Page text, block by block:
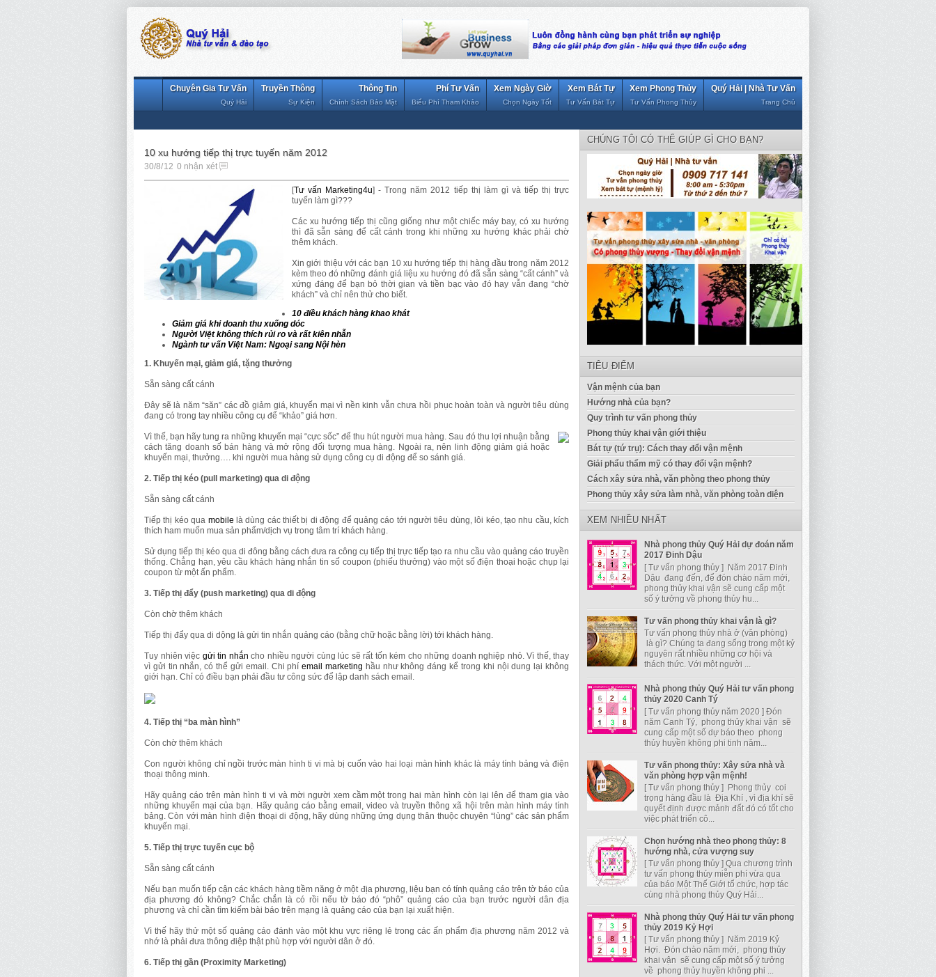
Quý Hải | Nhà Tư Vấn
Trang Chủ
Xem Phong Thủy
Tư Vấn Phong Thủy
Xem Bát Tự
Tư Vấn Bát Tự
Xem Ngày Giờ
Chọn Ngày Tốt
Phí Tư Vấn
Biểu Phí Tham Khảo
Thông Tin
Chính Sách Bảo Mật
Truyền Thông
Sự Kiện
Chuyên Gia Tư Vấn
Quý Hải
10 xu hướng tiếp thị trực tuyến năm 2012
30/8/12 0 nhận xét
[Tư vấn Marketing4u] - Trong năm 2012 tiếp thị làm gì và tiếp thị trực
tuyến làm gì???
Các xu hướng tiếp thị cũng giống như một chiếc máy bay, có xu hướng
thì đã sẵn sàng để cất cánh trong khi những xu hướng khác phải chờ
thêm khách.
Xin giới thiệu với các bạn 10 xu hướng tiếp thị hàng đầu trong năm 2012
kèm theo đó những đánh giá liệu xu hướng đó đã sẵn sàng “cất cánh” và
xứng đáng để bạn bỏ thời gian và tiền bạc vào đó hay vẫn đang “chờ
khách” và chỉ nên thử cho biết.
10 điều khách hàng khao khát
Giảm giá khi doanh thu xuống dóc
Người Việt không thích rủi ro và rất kiên nhẫn
Ngành tư vấn Việt Nam: Ngoại sang Nội hèn
1. Khuyến mại, giảm giá, tặng thưởng
Sẵn sàng cất cánh
Đây sẽ là năm “săn” các đồ giảm giá, khuyến mại vì nền kinh vẫn chưa hồi phục hoàn toàn và người tiêu dùng
đang có trong tay nhiều công cụ để “khảo” giá hơn.
Vì thế, bạn hãy tung ra những khuyến mại “cực sốc” để thu hút người mua hàng. Sau đó thu lợi nhuận bằng
cách tăng doanh số bán hàng và mở rộng đối tượng mua hàng. Ngoài ra, nên linh động giảm giá hoặc
khuyến mại, thưởng…. khi người mua hàng sử dụng công cụ di động để so sánh giá.
2. Tiếp thị kéo (pull marketing) qua di động
Sẵn sàng cất cánh
Tiếp thị kéo qua mobile là dùng các thiết bị di động để quảng cáo tới người tiêu dùng, lôi kéo, tạo nhu cầu, kích
thích ham muốn mua sản phẩm/dịch vụ trong tâm trí khách hàng.
Sử dụng tiếp thị kéo qua di đông bằng cách đưa ra công cụ tiếp thị trực tiếp tạo ra nhu cầu vào quảng cáo truyền
thống. Chẳng hạn, yêu cầu khách hàng nhắn tin số coupon (phiếu thưởng) vào một số điện thoại hoặc chụp lại
coupon từ một ấn phẩm.
3. Tiếp thị đẩy (push marketing) qua di động
Còn chờ thêm khách
Tiếp thị đẩy qua di dộng là gửi tin nhắn quảng cáo (bằng chữ hoặc bằng lời) tới khách hàng.
Tuy nhiên việc gửi tin nhắn cho nhiều người cùng lúc sẽ rất tốn kém cho những doanh nghiệp nhỏ. Vì thế, thay
vì gửi tin nhắn, có thể gửi email. Chi phíemail marketing hầu như không đáng kể trong khi nội dung lại không
giới hạn. Chỉ có điều bạn phải đầu tư công sức để lập danh sách email.
4. Tiếp thị “ba màn hình”
Còn chờ thêm khách
Con người không chỉ ngồi trước màn hình ti vi mà bị cuốn vào hai loại màn hình khác là máy tính bảng và điện
thoại thông minh.
Hãy quảng cáo trên màn hình ti vi và mời người xem cầm một trong hai màn hình còn lại lên để tham gia vào
những khuyến mại của bạn. Hãy quảng cáo bằng email, video và truyền thông xã hội trên màn hình máy tính
bảng. Còn với màn hình điện thoại di động, hãy dùng những ứng dụng thân thuộc chuyên “lùng” các sản phẩm
khuyến mại.
5. Tiếp thị trực tuyến cục bộ
Sẵn sàng cất cánh
Nếu bạn muốn tiếp cận các khách hàng tiềm năng ở một địa phương, liệu bạn có tính quảng cáo trên tờ báo của
địa phương đó không? Chắc chắn là có rồi nếu tờ báo đó “phô” quảng cáo của bạn trước người dân địa
phương và chỉ cần tìm kiếm bài báo trên mạng là quảng cáo của bạn lại xuất hiện.
Vì thế hãy thử một số quảng cáo đánh vào một khu vực riêng lẻ trong các ấn phẩm địa phương năm 2012 và
nhớ là phải đưa thông điệp thật phù hợp với người dân ở đó.
6. Tiếp thị gần (Proximity Marketing)
CHÚNG TÔI CÓ THỂ GIÚP GÌ CHO BẠN?
TIÊU ĐIỂM
Vận mệnh của bạn
Hướng nhà của bạn?
Quy trình tư vấn phong thủy
Phong thủy khai vận giới thiệu
Bát tự (tứ trụ): Cách thay đổi vận mệnh
Giải phẩu thẩm mỹ có thay đổi vận mệnh?
Cách xây sửa nhà, văn phòng theo phong thủy
Phong thủy xây sửa làm nhà, văn phòng toàn diện
XEM NHIỀU NHẤT
Nhà phong thủy Quý Hải dự đoán năm
2017 Đinh Dậu
[ Tư vấn phong thủy ] Năm 2017 Đinh
Dậu đang đến, để đón chào năm mới,
phong thủy khai vận sẽ cung cấp một
số ý tưởng về phong thủy hu...
Tư vấn phong thủy khai vận là gì?
Tư vấn phong thủy nhà ở (văn phòng)
là gì? Chúng ta đang sống trong một kỷ
nguyên rất nhiều những cơ hội và
thách thức. Với một người ...
Nhà phong thủy Quý Hải tư vấn phong
thủy 2020 Canh Tý
[ Tư vấn phong thủy năm 2020 ] Đón
năm Canh Tý, phong thủy khai vận sẽ
cung cấp một số dự báo theo phong
thủy huyền không phi tinh năm...
Tư vấn phong thủy: Xây sửa nhà và
văn phòng hợp vận mệnh!
[ Tư vấn phong thủy ] Phong thủy coi
trọng hàng đầu là Địa Khí , vì địa khí sẽ
quyết định được mảnh đất đó có tốt cho
việc phát triển cô...
Chọn hướng nhà theo phong thủy: 8
hướng nhà, cửa vượng suy
[ Tư vấn phong thủy ] Qua chương trình
tư vấn phong thủy miễn phí vừa qua
của báo Một Thế Giới tổ chức, hợp tác
cùng nhà phong thủy Quý Hải...
Nhà phong thủy Quý Hải tư vấn phong
thủy 2019 Kỷ Hợi
[ Tư vấn phong thủy ] Năm 2019 Kỷ
Hợi. Đón chào năm mới, phong thủy
khai vận sẽ cung cấp một số ý tưởng
về phong thủy huyền không phi ...